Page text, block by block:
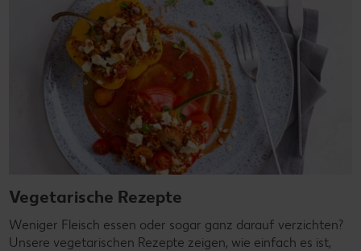
Vegetarische Rezepte
Weniger Fleisch essen oder sogar ganz darauf verzichten?
Unsere vegetarischen Rezepte zeigen, wie einfach es ist,